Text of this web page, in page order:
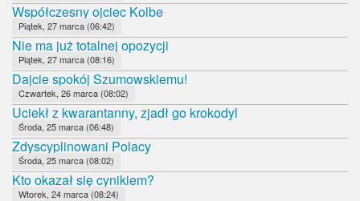
Współczesny ojciec Kolbe
Piątek, 27 marca (06:42)
Nie ma już totalnej opozycji
Piątek, 27 marca (08:16)
Dajcie spokój Szumowskiemu!
Czwartek, 26 marca (08:02)
Uciekł z kwarantanny, zjadł go krokodyl
Środa, 25 marca (06:48)
Zdyscyplinowani Polacy
Środa, 25 marca (08:02)
Kto okazał się cynikiem?
Wtorek, 24 marca (08:24)